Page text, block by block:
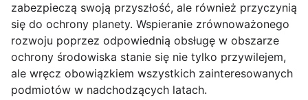
zabezpieczą swoją przyszłość, ale również przyczynią
się do ochrony planety. Wspieranie zrównoważonego
rozwoju poprzez odpowiednią obsługę w obszarze
ochrony środowiska stanie się nie tylko przywilejem,
ale wręcz obowiązkiem wszystkich zainteresowanych
podmiotów w nadchodzących latach.